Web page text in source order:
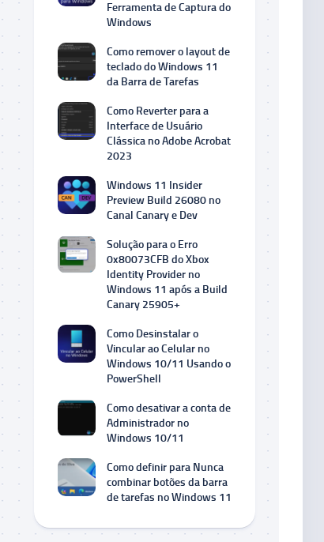
Ferramenta de Captura do
Windows
Como remover o layout de
teclado do Windows 11
da Barra de Tarefas
Como Reverter para a
Interface de Usuário
Clássica no Adobe Acrobat
2023
Windows 11 Insider
Preview Build 26080 no
Canal Canary e Dev
Solução para o Erro
0x80073CFB do Xbox
Identity Provider no
Windows 11 após a Build
Canary 25905+
Como Desinstalar o
Vincular ao Celular no
Windows 10/11 Usando o
PowerShell
Como desativar a conta de
Administrador no
Windows 10/11
Como definir para Nunca
combinar botões da barra
de tarefas no Windows 11